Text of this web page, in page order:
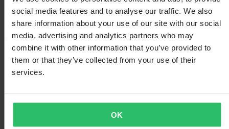
social media features and to analyse our traffic. We also
share information about your use of our site with our social
media, advertising and analytics partners who may
combine it with other information that you’ve provided to
them or that they’ve collected from your use of their
services.
OK
Nákupy
Obchodní podmínky
Zásady ochrany osobních údajů
Vrácení